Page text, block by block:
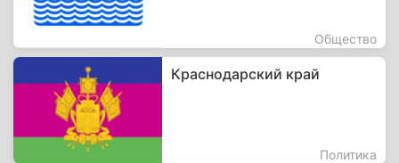
Общество
Краснодарский край
Политика